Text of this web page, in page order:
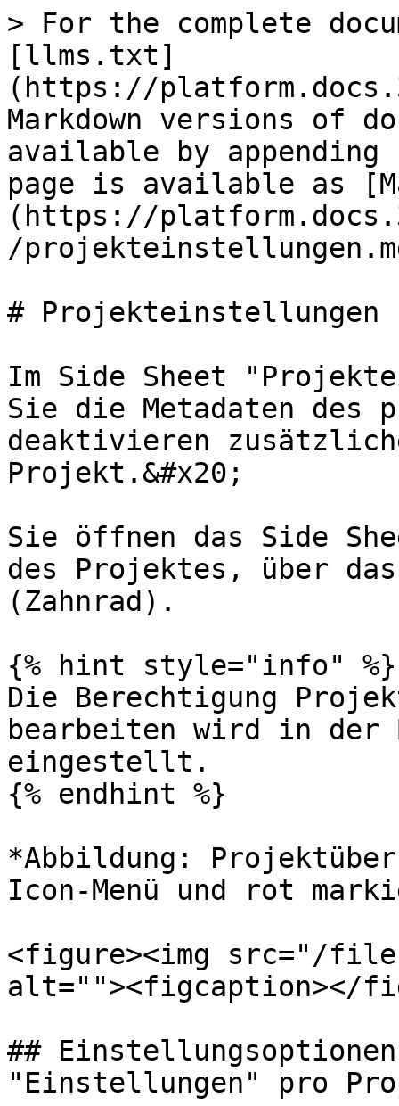
> For the complete
[llms.txt]
(https://
Markdown versions of
available by
page is available as
(https://
/
# Projekteinstellungen
Im Side Sheet
Sie die Metadaten des
deaktivieren
Projekt.&#x20;
Sie öffnen das Side
des Projektes, über
(Zahnrad).
{% hint style="info" %}
Die Berechtigung
bearbeiten wird in der
eingestellt.
{% endhint %}
*Abbildung:
Icon-Menü und rot
<figure><img src="/files/
alt=""><figcaption></
##
"Einstellungen" pro